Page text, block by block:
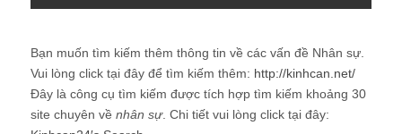
Bạn muốn tìm kiếm thêm thông tin về các vấn đề Nhân sự
Vui lòng click tại đây để tìm kiếm thêm: http://kinhcan.net/
Đây là công cụ tìm kiếm được tích hợp tìm kiếm khoảng 30
site chuyên về nhân sự. Chi tiết vui lòng click tại đây: